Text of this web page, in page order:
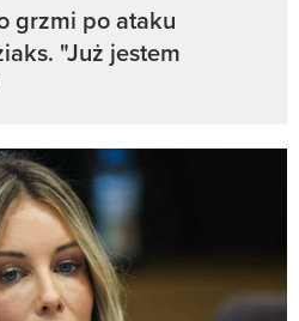
grzmi po ataku
"Już jestem